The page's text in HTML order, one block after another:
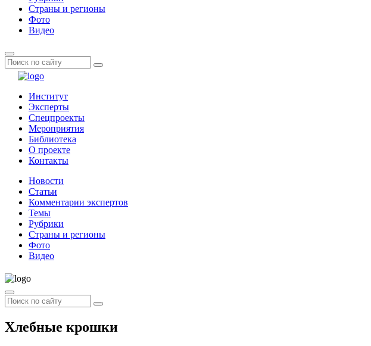
Страны и регионы
Фото
Видео
Институт
Эксперты
Спецпроекты
Мероприятия
Библиотека
О проекте
Контакты
Новости
Статьи
Комментарии экспертов
Темы
Рубрики
Страны и регионы
Фото
Видео
Хлебные крошки